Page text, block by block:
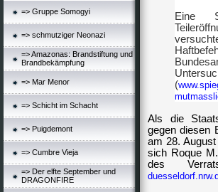
=> Gruppe Somogyi
=> schmutziger Neonazi
=> Amazonas: Brandstiftung und
Brandbekämpfung
=> Mar Menor
=> Schicht im Schacht
=> Puigdemont
=> Cumbre Vieja
=> Der elfte September und
DRAGONFIRE
Eine
(
Als die
gegen diesen
am 28.
sich Roque
des